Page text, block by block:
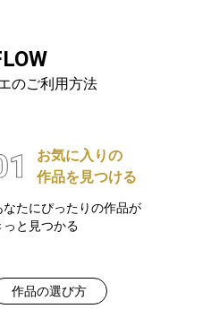
のご利用方法
お気に入りの
作品を見つける
なたにぴったりの作品が
っと見つかる
作品の選び方